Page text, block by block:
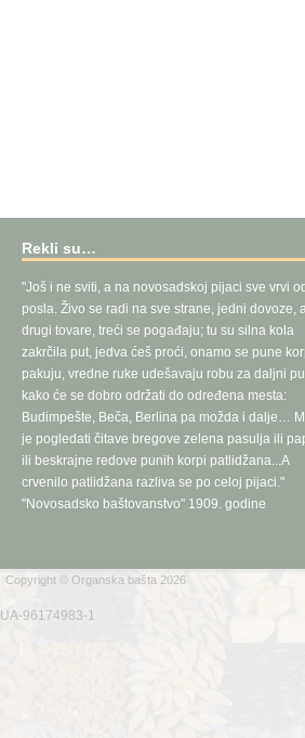
Rekli su…
"Još i ne sviti, a na novosadskoj pijaci sve vrvi od
posla. Živo se radi na sve strane, jedni dovoze,
drugi tovare, treći se pogađaju; tu su silna kola
zakrčila put, jedva ćeš proći, onamo se pune
pakuju, vredne ruke udešavaju robu za daljni
kako će se dobro održati do određena mesta:
Budimpešte, Beča, Berlina pa možda i dalje…
je pogledati čitave bregove zelena pasulja ili
ili beskrajne redove punih korpi patlidžana...A
crvenilo patlidžana razliva se po celoj pijaci."
"Novosadsko baštovanstvo" 1909. godine
Copyright © Organska bašta 2026
UA-96174983-1